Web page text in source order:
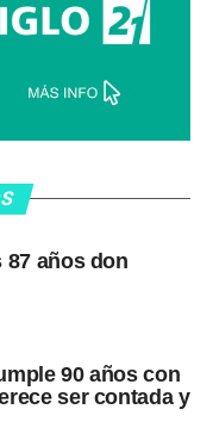
87 años don
90 años con
ser contada y